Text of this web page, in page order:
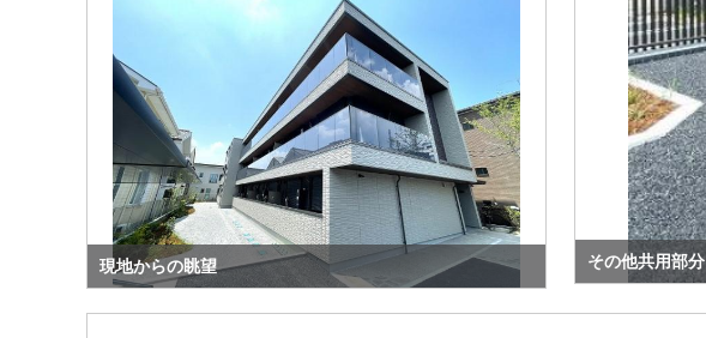
現地からの眺望 その他共用部分